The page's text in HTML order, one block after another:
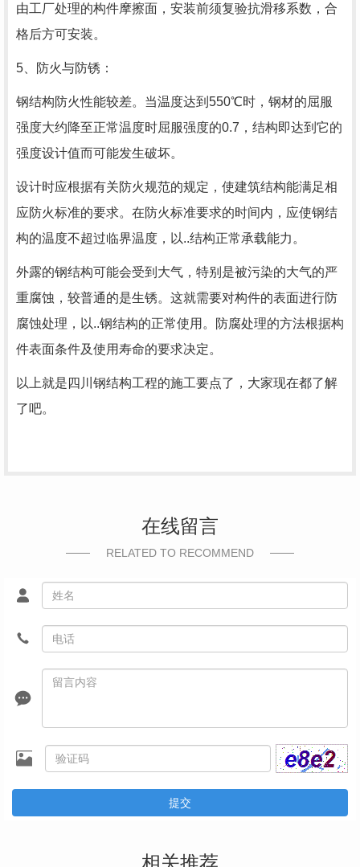
由工厂处理的构件摩擦面，安装前须复验抗滑移系数，合
格后方可安装。
5、防火与防锈：
钢结构防火性能较差。当温度达到550℃时，钢材的屈服
强度大约降至正常温度时屈服强度的0.7，结构即达到它的
强度设计值而可能发生破坏。
设计时应根据有关防火规范的规定，使建筑结构能满足相
应防火标准的要求。在防火标准要求的时间内，应使钢结
构的温度不超过临界温度，以..结构正常承载能力。
外露的钢结构可能会受到大气，特别是被污染的大气的严
重腐蚀，较普通的是生锈。这就需要对构件的表面进行防
腐蚀处理，以..钢结构的正常使用。防腐处理的方法根据构
件表面条件及使用寿命的要求决定。
以上就是四川钢结构工程的施工要点了，大家现在都了解
了吧。
在线留言
RELATED TO RECOMMEND
提交
相关推荐